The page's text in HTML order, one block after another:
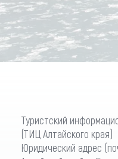
Туристский
(ТИЦ Алтайского края)
Юридический адрес